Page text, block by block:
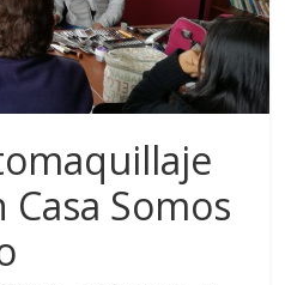
Somos